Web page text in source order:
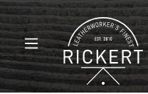
Zum Hauptinhalt springen